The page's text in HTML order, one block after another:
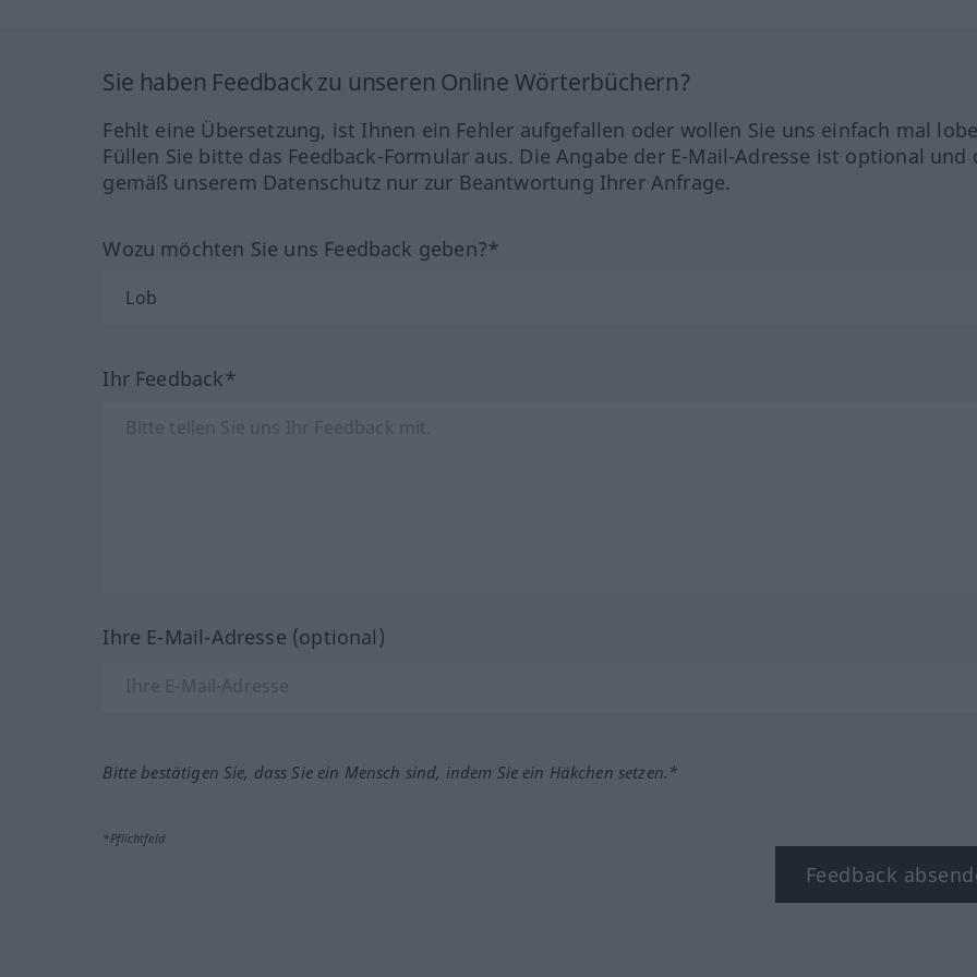
Sie haben Feedback zu unseren Online Wörterbüchern?
Fehlt eine Übersetzung, ist Ihnen ein Fehler aufgefallen oder wollen Sie uns einfach mal
Füllen Sie bitte das Feedback-Formular aus. Die Angabe der E-Mail-Adresse ist optional und
gemäß unserem Datenschutz nur zur Beantwortung Ihrer Anfrage.
Wozu möchten Sie uns Feedback geben?*
Ihr Feedback*
Ihre E-Mail-Adresse (optional)
Bitte bestätigen Sie, dass Sie ein Mensch sind, indem Sie ein Häkchen setzen.*
*Pflichtfeld
Feedback